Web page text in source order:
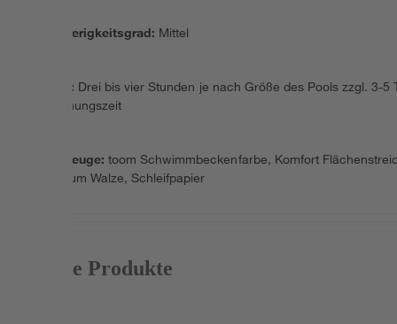
Schwierigkeitsgrad: Mittel
: Drei bis vier Stunden je nach Größe des Pools zzgl. 3-5
Trocknungszeit
Werkzeuge:toom Schwimmbeckenfarbe, Komfort
Premium Walze, Schleifpapier
Passende Produkte